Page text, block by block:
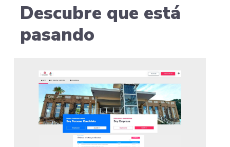
Descubre que está
pasando